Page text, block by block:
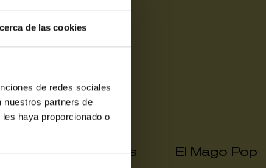
de las cookies
de redes sociales
nuestros partners de
haya proporcionado o
| Hola grups El Mago Pop